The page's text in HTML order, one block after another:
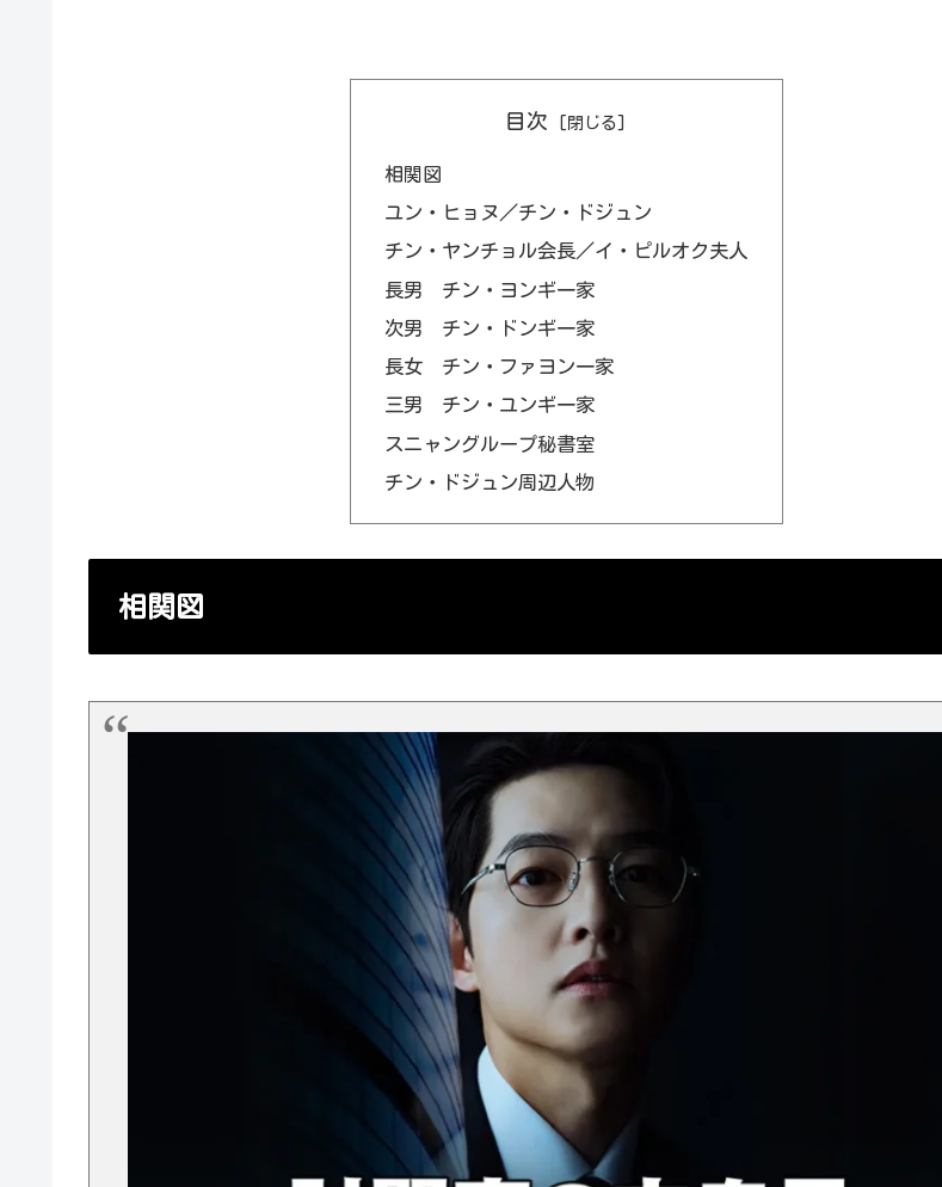
目次
相関図
ユン・ヒョヌ／チン・ドジュン
チン・ヤンチョル会長／イ・ピルオク夫人
長男 チン・ヨンギ一家
次男 チン・ドンギ一家
長女 チン・ファヨン一家
三男 チン・ユンギ一家
スニャングループ秘書室
チン・ドジュン周辺人物
相関図